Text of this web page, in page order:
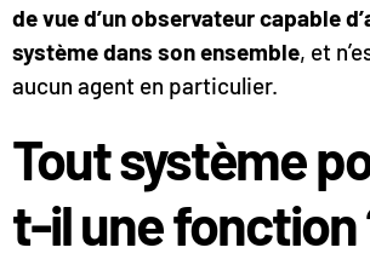
de vue d’un observateur capable
système dans son ensemble, et
aucun agent en particulier.
Tout système
t-il une fonction